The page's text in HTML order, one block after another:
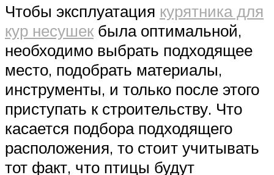
Чтобы эксплуатация курятника для
кур несушек была оптимальной,
необходимо выбрать подходящее
место, подобрать материалы,
инструменты, и только после этого
приступать к строительству. Что
касается подбора подходящего
расположения, то стоит учитывать
тот факт, что птицы будут